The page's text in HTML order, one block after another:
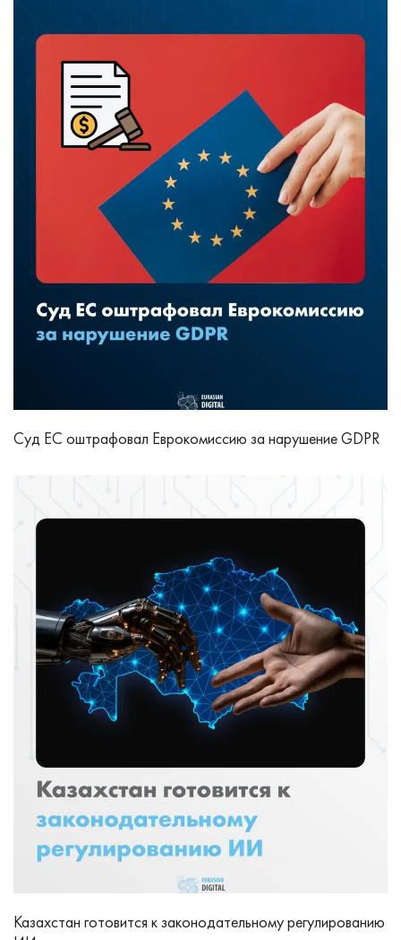
Суд ЕС оштрафовал Еврокомиссию за нарушение GDPR
Казахстан готовится к законодательному регулированию